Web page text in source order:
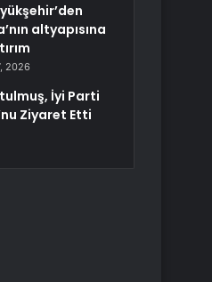
altyapısına
2026
İyi Parti
Ziyaret Etti